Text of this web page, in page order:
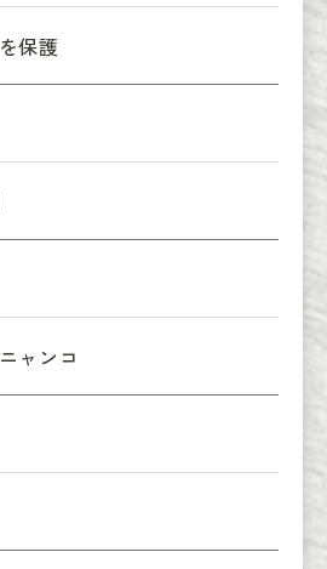
保護
ャンコ